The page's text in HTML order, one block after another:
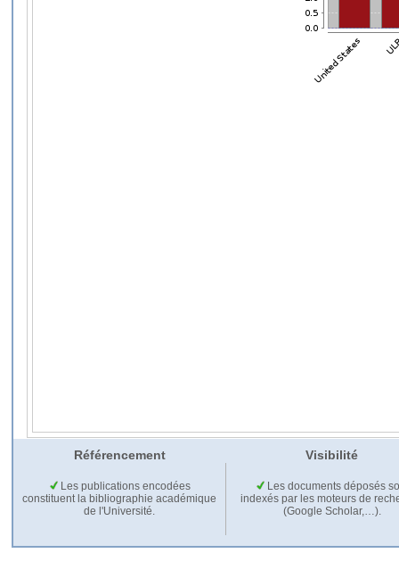
Référencement Visibilité
Les publications encodées
constituent la bibliographie académique
de l'Université.
Les documents déposés
indexés par les moteurs de
(Google Scholar,…).